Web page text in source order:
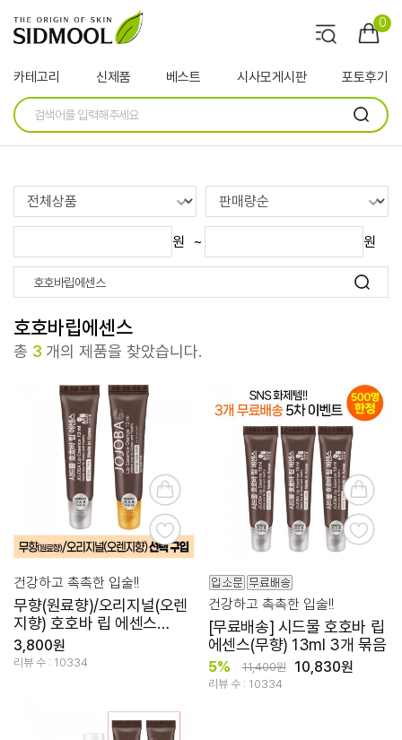
0
카테고리 신제품 베스트 시사모게시판 포토후기
수분크림
원 ~ 원
호호바립에센스
총 3 개의 제품을 찾았습니다.
건강하고 촉촉한 입술!!
무향(원료향)/오리지널(오렌
지향) 호호바 립 에센스
13ml [선택구입]
3,800원
리뷰 수 : 10334
건강하고 촉촉한 입술!!
[무료배송] 시드물 호호바 립
에센스(무향) 13ml 3개 묶음
5% 11,400원 10,830원
리뷰 수 : 10334